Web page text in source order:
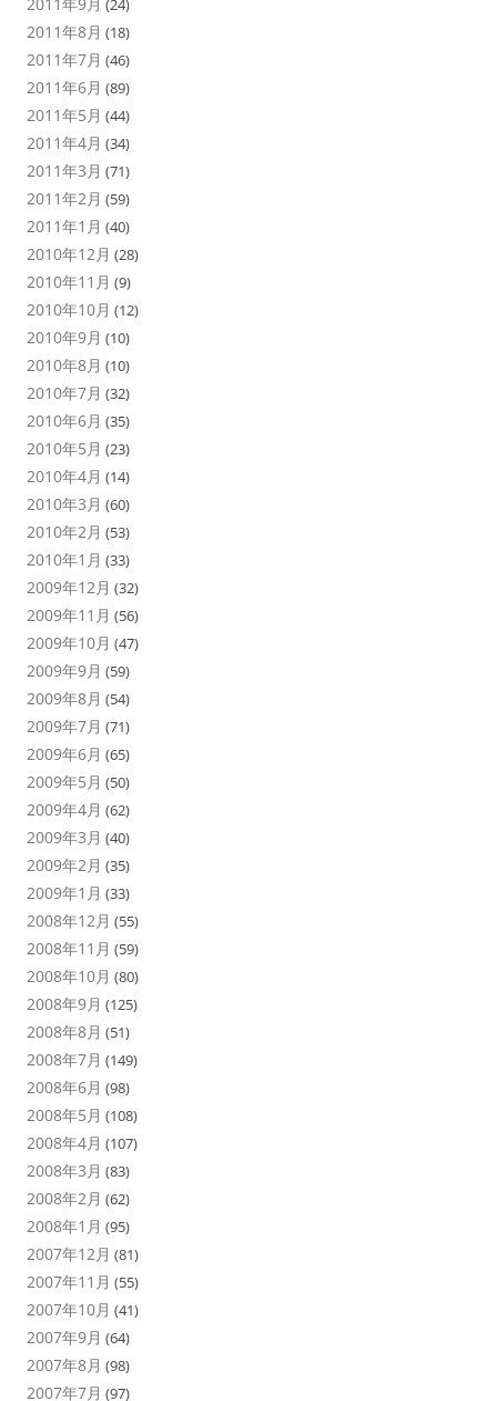
(24)
2011年8月 (18)
2011年7月 (46)
2011年6月 (89)
2011年5月 (44)
2011年4月 (34)
2011年3月 (71)
2011年2月 (59)
2011年1月 (40)
2010年12月 (28)
2010年11月 (9)
2010年10月 (12)
2010年9月 (10)
2010年8月 (10)
2010年7月 (32)
2010年6月 (35)
2010年5月 (23)
2010年4月 (14)
2010年3月 (60)
2010年2月 (53)
2010年1月 (33)
2009年12月 (32)
2009年11月 (56)
2009年10月 (47)
2009年9月 (59)
2009年8月 (54)
2009年7月 (71)
2009年6月 (65)
2009年5月 (50)
2009年4月 (62)
2009年3月 (40)
2009年2月 (35)
2009年1月 (33)
2008年12月 (55)
2008年11月 (59)
2008年10月 (80)
2008年9月 (125)
2008年8月 (51)
2008年7月 (149)
2008年6月 (98)
2008年5月 (108)
2008年4月 (107)
2008年3月 (83)
2008年2月 (62)
2008年1月 (95)
2007年12月 (81)
2007年11月 (55)
2007年10月 (41)
2007年9月 (64)
2007年8月 (98)
2007年7月 (97)